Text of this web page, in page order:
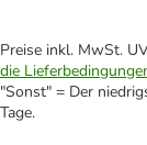
Preise inkl. MwSt.
die
"Sonst" = Der
Tage.